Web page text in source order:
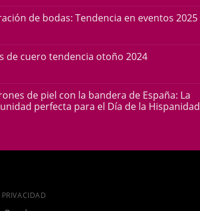
de bodas: Tendencia en eventos 2025
de cuero tendencia otoño 2024
de piel con la bandera de España: La
perfecta para el Día de la Hispanidad